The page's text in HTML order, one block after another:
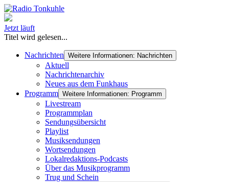
Jetzt läuft
Titel wird gelesen...
Nachrichten Weitere Informationen: Nachrichten
Aktuell
Nachrichtenarchiv
Neues aus dem Funkhaus
Programm Weitere Informationen: Programm
Livestream
Programmplan
Sendungsübersicht
Playlist
Musiksendungen
Wortsendungen
Lokalredaktions-Podcasts
Über das Musikprogramm
Trug und Schein